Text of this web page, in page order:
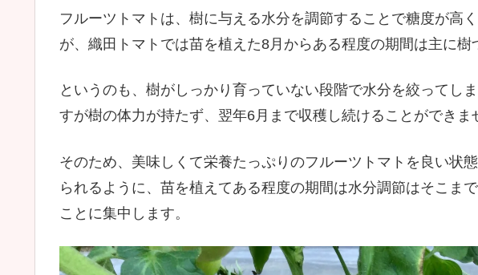
フルーツトマトは、樹に与える水分を調節することで糖度が高
が、織田トマトでは苗を植えた8月からある程度の期間は主に樹
というのも、樹がしっかり育っていない段階で水分を絞ってし
すが樹の体力が持たず、翌年6月まで収穫し続けることができま
そのため、美味しくて栄養たっぷりのフルーツトマトを良い状
られるように、苗を植えてある程度の期間は水分調節はそこま
ことに集中します。